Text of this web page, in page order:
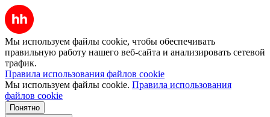
Мы используем файлы cookie, чтобы обеспечивать
правильную работу нашего веб-сайта и анализировать сетевой
трафик.
Правила использования файлов cookie
Мы используем файлы cookie. Правила использования
файлов cookie
Понятно